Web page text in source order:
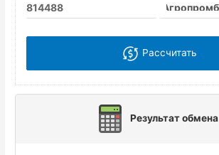
Рассчитать
Результат обмена